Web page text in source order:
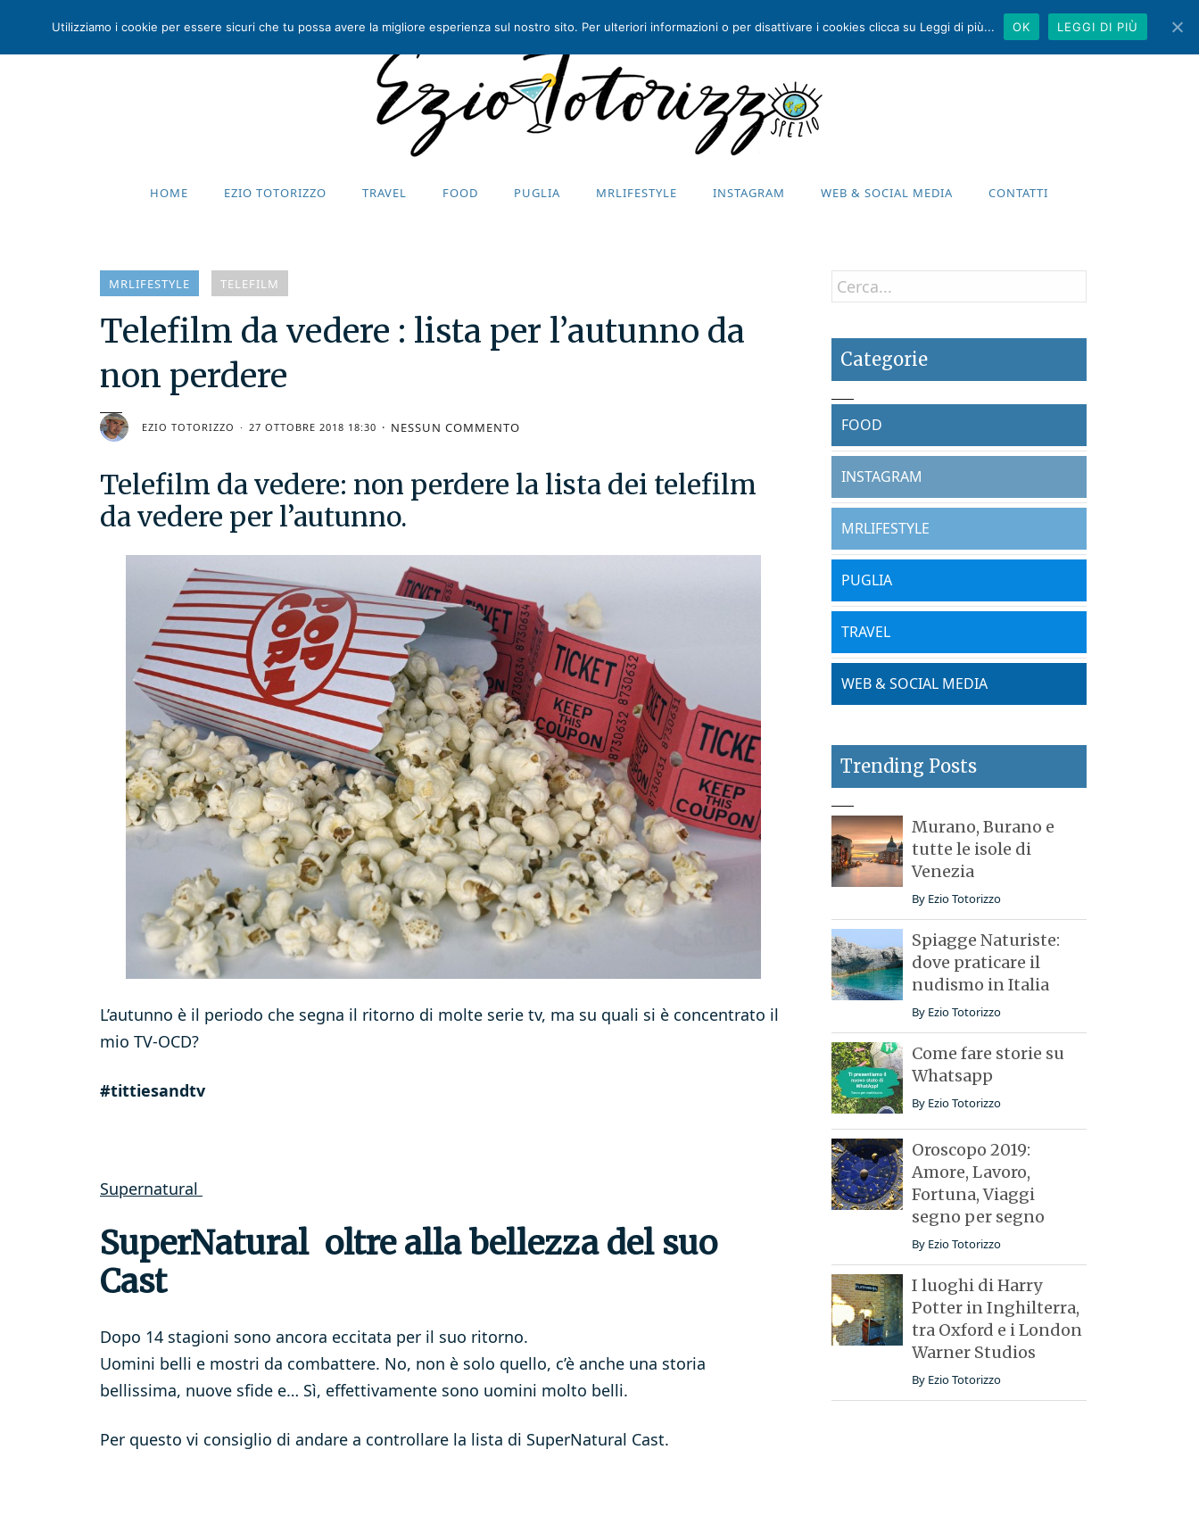
HOME EZIO TOTORIZZO TRAVEL FOOD PUGLIA MRLIFESTYLE INSTAGRAM WEB & SOCIAL MEDIA CONTATTI
HOME EZIO TOTORIZZO TRAVEL FOOD PUGLIA MRLIFESTYLE INSTAGRAM WEB & SOCIAL MEDIA CONTATTI
MRLIFESTYLE TELEFILM
Telefilm da vedere : lista per l’autunno da
non perdere
EZIO TOTORIZZO 27 OTTOBRE 2018 18:30 NESSUN COMMENTO
Telefilm da vedere: non perdere la lista dei telefilm
da vedere per l’autunno.
L’autunno è il periodo che segna il ritorno di molte serie tv, ma su quali si è concentrato il
mio TV-OCD?
#tittiesandtv
Supernatural
SuperNatural oltre alla bellezza del suo
Cast
Dopo 14 stagioni sono ancora eccitata per il suo ritorno.
Uomini belli e mostri da combattere. No, non è solo quello, c’è anche una storia
bellissima, nuove sfide e… Sì, effettivamente sono uomini molto belli.
Per questo vi consiglio di andare a controllare la lista di SuperNatural Cast.
Categorie
FOOD
INSTAGRAM
MRLIFESTYLE
PUGLIA
TRAVEL
WEB & SOCIAL MEDIA
Trending Posts
Murano, Burano e
tutte le isole di
Venezia
By Ezio Totorizzo
Spiagge Naturiste:
dove praticare il
nudismo in Italia
By Ezio Totorizzo
Come fare storie su
Whatsapp
By Ezio Totorizzo
Oroscopo 2019:
Amore, Lavoro,
Fortuna, Viaggi
segno per segno
By Ezio Totorizzo
I luoghi di Harry
Potter in Inghilterra,
tra Oxford e i London
Warner Studios
By Ezio Totorizzo
Utilizziamo i cookie per essere sicuri che tu possa avere la migliore esperienza sul nostro sito. Per ulteriori informazioni o per disattivare i cookies clicca su Leggi di più... OK LEGGI DI PIÙ